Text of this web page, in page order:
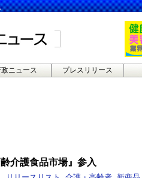
ニュース プレスリリース
介護食品市場』参入